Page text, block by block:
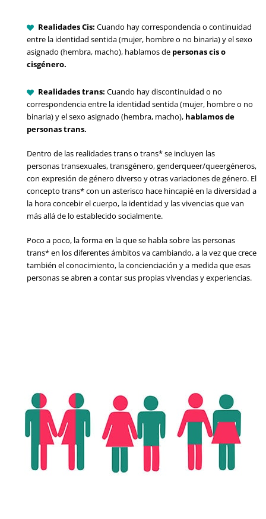
Realidades Cis: Cuando hay correspondencia o continuidad
entre la identidad sentida (mujer, hombre o no binaria) y el sexo
asignado (hembra, macho), hablamos de personas cis o
cisgénero.
Realidades trans: Cuando hay discontinuidad o no
correspondencia entre la identidad sentida (mujer, hombre o no
binaria) y el sexo asignado (hembra, macho), hablamos de
personas trans.
Dentro de las realidades trans o trans* se incluyen las
personas transexuales, transgénero, genderqueer/queergéneros,
con expresión de género diverso y otras variaciones de género. El
concepto trans* con un asterisco hace hincapié en la diversidad a
la hora concebir el cuerpo, la identidad y las vivencias que van
más allá de lo establecido socialmente.
Poco a poco, la forma en la que se habla sobre las personas
trans* en los diferentes ámbitos va cambiando, a la vez que crece
también el conocimiento, la concienciación y a medida que esas
personas se abren a contar sus propias vivencias y experiencias.